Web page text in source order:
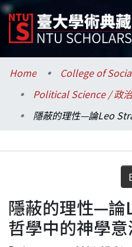
Communities &
Research Outputs
Statistics
Home
隱蔽的理性—論
哲學中的神學意